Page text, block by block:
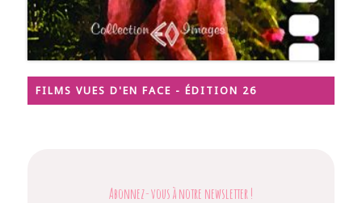
FILMS VUES D'EN FACE - ÉDITION 26
Abonnez-vous à notre newsletter !